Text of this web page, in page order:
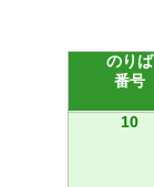
のりば
番号
10